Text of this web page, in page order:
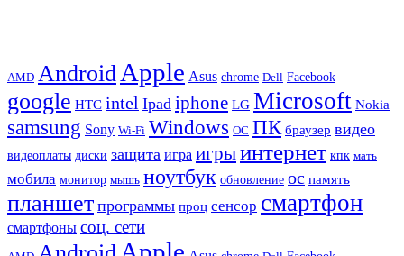
AMD Android Apple Asus chrome Dell Facebook
google HTC intel Ipad iphone LG Microsoft Nokia
samsung Sony Wi-Fi Windows ОС ПК браузер видео
видеоплаты диски защита игра игрыинтернет кпк мать
мобила монитор мышь ноутбук обновление ос память
планшет программы проц сенсор смартфон
смартфоны соц. сети